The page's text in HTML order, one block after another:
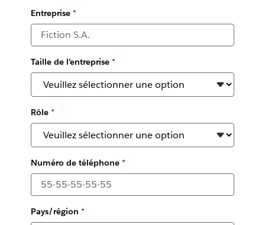
Entreprise*
Taille de l’entreprise*
Rôle*
Numéro de téléphone*
Pays/région *